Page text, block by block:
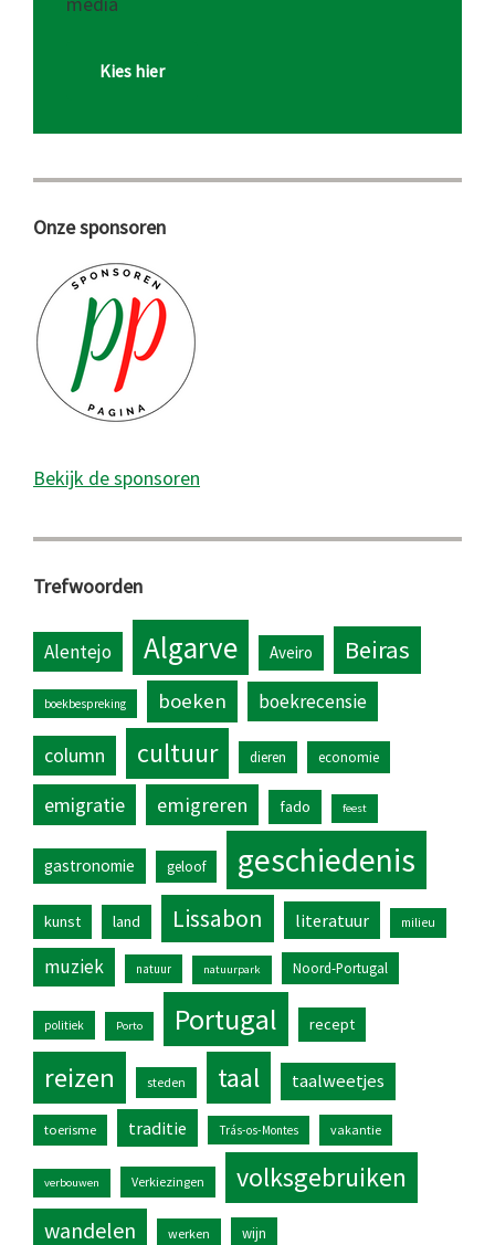
Kies hier
Onze sponsoren
Bekijk de sponsoren
Trefwoorden
Alentejo Algarve Aveiro Beiras
boekbespreking boeken boekrecensie
column cultuur dieren economie
emigratie emigreren fado feest
gastronomie geloof geschiedenis
kunst land Lissabon literatuur milieu
muziek natuur natuurpark Noord-Portugal
politiek Porto Portugal recept
reizen steden taal taalweetjes
toerisme traditie Trás-os-Montes vakantie
verbouwen Verkiezingen volksgebruiken
wandelen werken wijn